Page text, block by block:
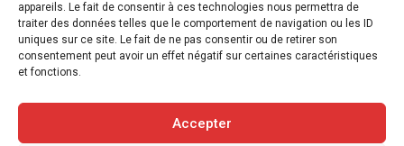
appareils. Le fait de consentir à ces technologies nous permettra de
traiter des données telles que le comportement de navigation ou les ID
uniques sur ce site. Le fait de ne pas consentir ou de retirer son
consentement peut avoir un effet négatif sur certaines caractéristiques
et fonctions.
Accepter
5min
Articles précédents